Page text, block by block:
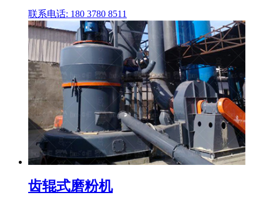
联系电话: 180 3780 8511
齿辊式磨粉机